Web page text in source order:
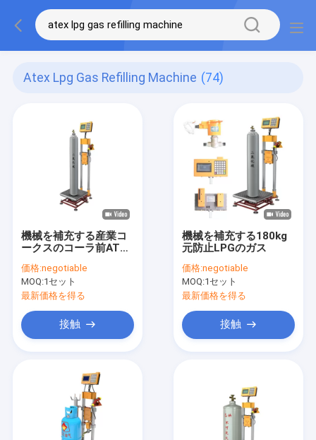
Atex Lpg Gas Refilling Machine (74)
機械を補充する産業コ
ークスのコーラ前ATEX
価格:negotiable
MOQ:1セット
最新価格を得る
接触
機械を補充する180kg
元防止LPGのガス
価格:negotiable
MOQ:1セット
最新価格を得る
接触